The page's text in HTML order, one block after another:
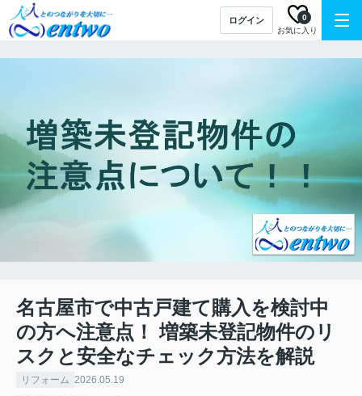
ログイン
お気に入り
0
名古屋市で中古戸建て購入を検討中
の方へ注意点！ 増築未登記物件のリ
スクと安全なチェック方法を解説
リフォーム 2026.05.19